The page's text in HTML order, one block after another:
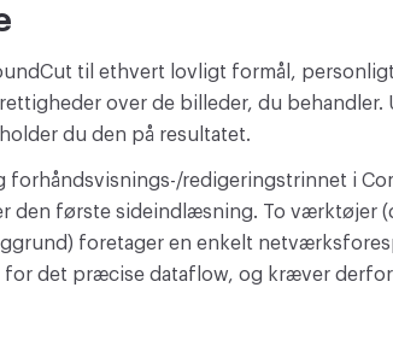
til ethvert lovligt formål,
over de billeder, du behandler.
du den på resultatet.
redigeringstrinnet i
den første sideindlæsning. To værktøjer
foretager en enkelt
for det præcise dataflow, og kræver